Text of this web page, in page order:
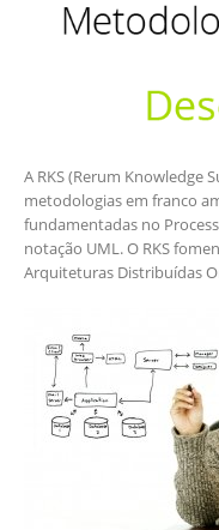
A RKS (Rerum Knowledge
metodologias em franco
fundamentadas no
notação UML. O RKS
Arquiteturas Distribuídas